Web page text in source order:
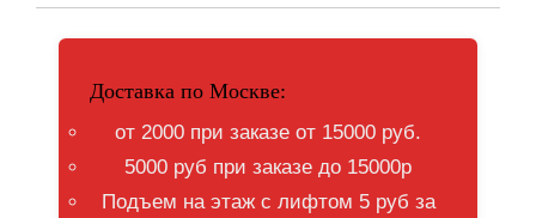
Доставка по Москве:
от 2000 при заказе от 15000 руб.
5000 руб при заказе до 15000р
Подъем на этаж с лифтом 5 руб за